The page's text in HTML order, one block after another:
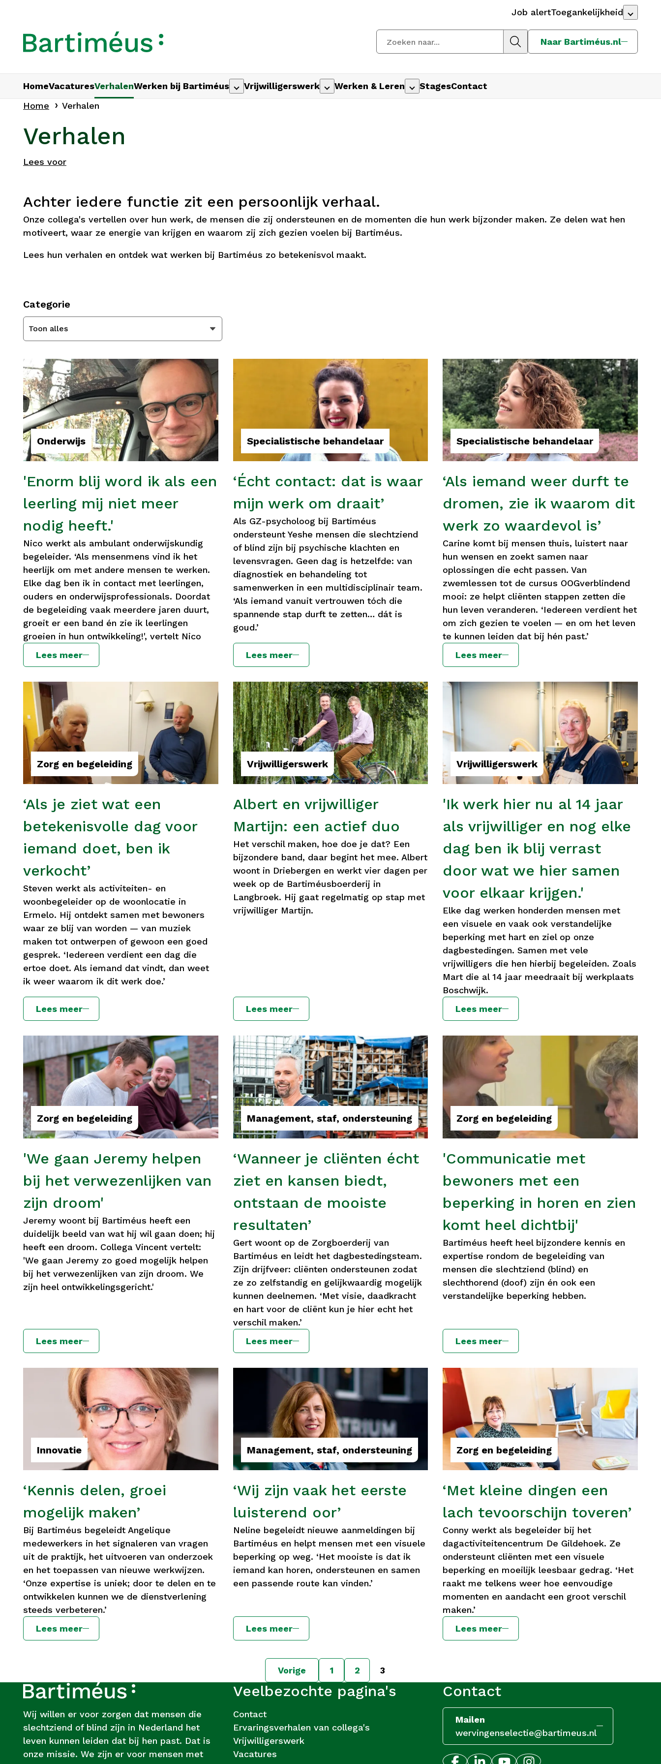
Job alertToegankelijkheid
Naar Bartiméus.nl
HomeVacaturesVerhalenWerken bij Bartiméus Vrijwilligerswerk Werken & Leren StagesContact
Home
Verhalen
Verhalen
Lees voor
Achter iedere functie zit een persoonlijk verhaal.
Onze collega's vertellen over hun werk, de mensen die zij ondersteunen en de momenten die hun werk bijzonder maken. Ze delen wat hen
motiveert, waar ze energie van krijgen en waarom zij zich gezien voelen bij Bartiméus.
Lees hun verhalen en ontdek wat werken bij Bartiméus zo betekenisvol maakt.
Categorie
Toon alles
'Enorm blij word ik als een
leerling mij niet meer
nodig heeft.'
Onderwijs
Nico werkt als ambulant onderwijskundig
begeleider. ‘Als mensenmens vind ik het
heerlijk om met andere mensen te werken.
Elke dag ben ik in contact met leerlingen,
ouders en onderwijsprofessionals. Doordat
de begeleiding vaak meerdere jaren duurt,
groeit er een band én zie ik leerlingen
groeien in hun ontwikkeling!', vertelt Nico
Lees meer
‘Écht contact: dat is waar
mijn werk om draait’
Specialistische behandelaar
Als GZ-psycholoog bij Bartiméus
ondersteunt Yeshe mensen die slechtziend
of blind zijn bij psychische klachten en
levensvragen. Geen dag is hetzelfde: van
diagnostiek en behandeling tot
samenwerken in een multidisciplinair team.
‘Als iemand vanuit vertrouwen tóch die
spannende stap durft te zetten… dát is
goud.’
Lees meer
‘Als iemand weer durft te
dromen, zie ik waarom dit
werk zo waardevol is’
Specialistische behandelaar
Carine komt bij mensen thuis, luistert naar
hun wensen en zoekt samen naar
oplossingen die echt passen. Van
zwemlessen tot de cursus OOGverblindend
mooi: ze helpt cliënten stappen zetten die
hun leven veranderen. ‘Iedereen verdient het
om zich gezien te voelen — en om het leven
te kunnen leiden dat bij hén past.’
Lees meer
‘Als je ziet wat een
betekenisvolle dag voor
iemand doet, ben ik
verkocht’
Zorg en begeleiding
Steven werkt als activiteiten- en
woonbegeleider op de woonlocatie in
Ermelo. Hij ontdekt samen met bewoners
waar ze blij van worden — van muziek
maken tot ontwerpen of gewoon een goed
gesprek. ‘Iedereen verdient een dag die
ertoe doet. Als iemand dat vindt, dan weet
ik weer waarom ik dit werk doe.’
Lees meer
Albert en vrijwilliger
Martijn: een actief duo
Vrijwilligerswerk
Het verschil maken, hoe doe je dat? Een
bijzondere band, daar begint het mee. Albert
woont in Driebergen en werkt vier dagen per
week op de Bartiméusboerderij in
Langbroek. Hij gaat regelmatig op stap met
vrijwilliger Martijn.
Lees meer
'Ik werk hier nu al 14 jaar
als vrijwilliger en nog elke
dag ben ik blij verrast
door wat we hier samen
voor elkaar krijgen.'
Vrijwilligerswerk
Elke dag werken honderden mensen met
een visuele en vaak ook verstandelijke
beperking met hart en ziel op onze
dagbestedingen. Samen met vele
vrijwilligers die hen hierbij begeleiden. Zoals
Mart die al 14 jaar meedraait bij werkplaats
Boschwijk.
Lees meer
'We gaan Jeremy helpen
bij het verwezenlijken van
zijn droom'
Zorg en begeleiding
Jeremy woont bij Bartiméus heeft een
duidelijk beeld van wat hij wil gaan doen; hij
heeft een droom. Collega Vincent vertelt:
'We gaan Jeremy zo goed mogelijk helpen
bij het verwezenlijken van zijn droom. We
zijn heel ontwikkelingsgericht.'
Lees meer
‘Wanneer je cliënten écht
ziet en kansen biedt,
ontstaan de mooiste
resultaten’
Management, staf, ondersteuning
Gert woont op de Zorgboerderij van
Bartiméus en leidt het dagbestedingsteam.
Zijn drijfveer: cliënten ondersteunen zodat
ze zo zelfstandig en gelijkwaardig mogelijk
kunnen deelnemen. ‘Met visie, daadkracht
en hart voor de cliënt kun je hier echt het
verschil maken.’
Lees meer
'Communicatie met
bewoners met een
beperking in horen en zien
komt heel dichtbij'
Zorg en begeleiding
Bartiméus heeft heel bijzondere kennis en
expertise rondom de begeleiding van
mensen die slechtziend (blind) en
slechthorend (doof) zijn én ook een
verstandelijke beperking hebben.
Lees meer
‘Kennis delen, groei
mogelijk maken’
Innovatie
Bij Bartiméus begeleidt Angelique
medewerkers in het signaleren van vragen
uit de praktijk, het uitvoeren van onderzoek
en het toepassen van nieuwe werkwijzen.
‘Onze expertise is uniek; door te delen en te
ontwikkelen kunnen we de dienstverlening
steeds verbeteren.’
Lees meer
‘Wij zijn vaak het eerste
luisterend oor’
Management, staf, ondersteuning
Neline begeleidt nieuwe aanmeldingen bij
Bartiméus en helpt mensen met een visuele
beperking op weg. ‘Het mooiste is dat ik
iemand kan horen, ondersteunen en samen
een passende route kan vinden.’
Lees meer
‘Met kleine dingen een
lach tevoorschijn toveren’
Zorg en begeleiding
Conny werkt als begeleider bij het
dagactiviteitencentrum De Gildehoek. Ze
ondersteunt cliënten met een visuele
beperking en moeilijk leesbaar gedrag. ‘Het
raakt me telkens weer hoe eenvoudige
momenten en aandacht een groot verschil
maken.’
Lees meer
Vorige 1 2 3
Footer
Over
Bartiméus
Wij willen er voor zorgen dat mensen die
slechtziend of blind zijn in Nederland het
leven kunnen leiden dat bij hen past. Dat is
onze missie. We zijn er voor mensen met
Veelbezochte pagina's
Contact
Ervaringsverhalen van collega's
Vrijwilligerswerk
Vacatures
Contact
Mailen
wervingenselectie@bartimeus.nl